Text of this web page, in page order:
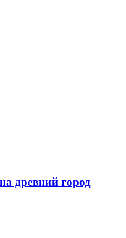
древний город